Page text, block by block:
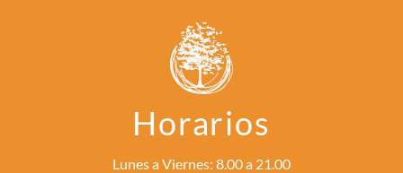
Horarios
Lunes a Viernes: 8.00 a 21.00